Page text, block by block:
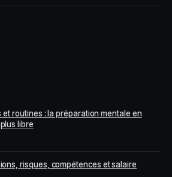
et routines : la préparation mentale en
libre
risques, compétences et salaire